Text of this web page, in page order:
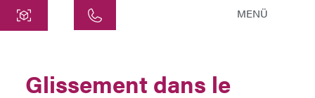
Siemensstraße 47
MENÜ
Glissement dans le